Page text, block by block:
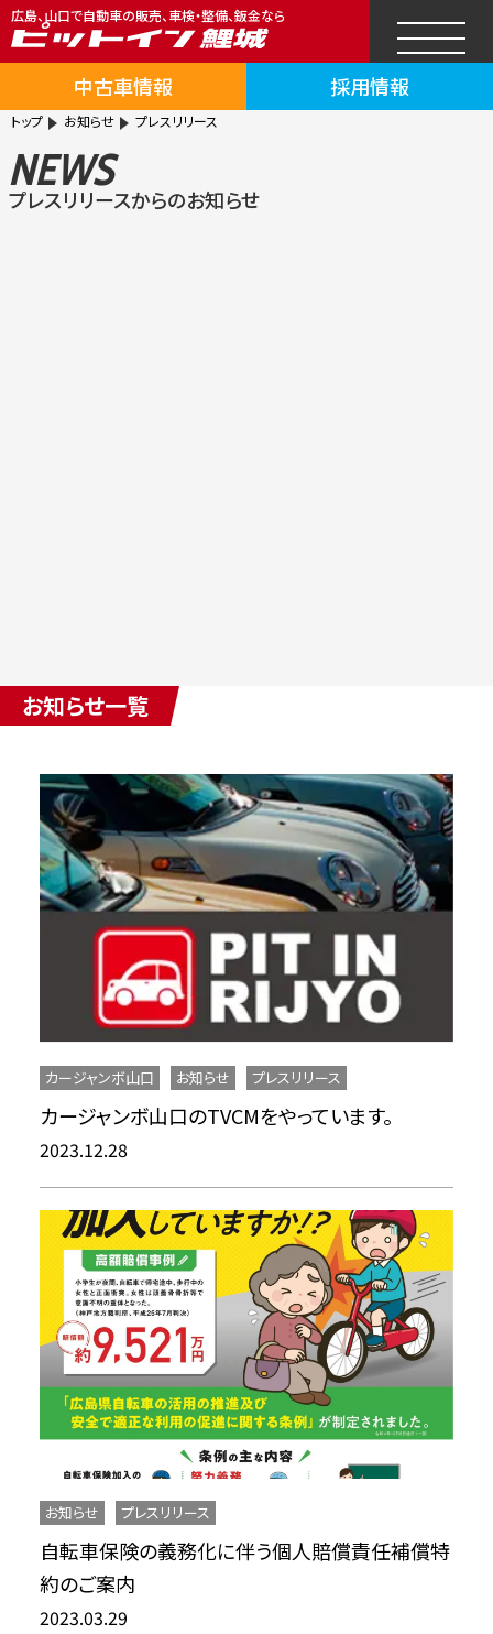
広島、山口で自動車の販売、車検・整備、鈑金なら
中古車情報 採用情報
トップ お知らせ プレスリリース
NEWS
プレスリリースからのお知らせ
お知らせ一覧
カージャンボ山口 お知らせ プレスリリース
カージャンボ山口のTVCMをやっています。
2023.12.28
お知らせ プレスリリース
自転車保険の義務化に伴う個人賠償責任補償特
約のご案内
2023.03.29